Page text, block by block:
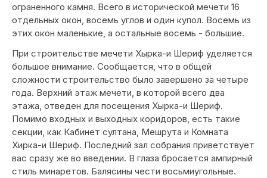
ограненного камня. Всего в исторической мечети 16
отдельных окон, восемь углов и один купол. Восемь из
этих окон маленькие, а остальные восемь - большие.
При строительстве мечети Хырка-и Шериф уделяется
большое внимание. Сообщается, что в общей
сложности строительство было завершено за четыре
года. Верхний этаж мечети, в которой всего два
этажа, отведен для посещения Хырка-и Шериф.
Помимо входных и выходных коридоров, есть такие
секции, как Кабинет султана, Мешрута и Комната
Хирка-и Шериф. Последний зал собрания приветствует
вас сразу же во введении. В глаза бросается ампирный
стиль минаретов. Балясины чести восьмиугольные.